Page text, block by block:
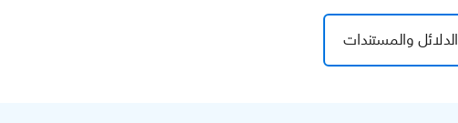
الدلائل والمستندات